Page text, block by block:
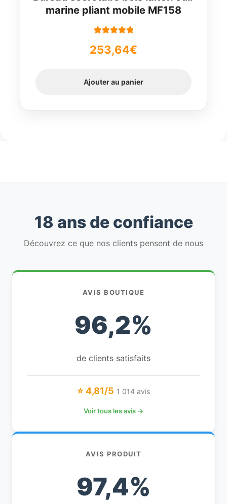
marine pliant mobile MF158
5
253,64€
Ajouter au panier
18 ans de confiance
Découvrez ce que nos clients pensent de nous
AVIS BOUTIQUE
96,2%
de clients satisfaits
⭐ 4,81/5 1 014 avis
Voir tous les avis →
AVIS PRODUIT
97,4%